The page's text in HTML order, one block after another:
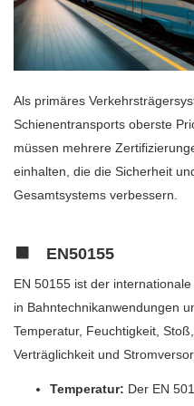
Als primäres
Schienentransports oberste
müssen mehrere
einhalten, die die Sicherheit
Gesamtsystems verbessern.
EN50155
EN 50155 ist der
in Bahntechnikanwendungen
Temperatur, Feuchtigkeit,
Verträglichkeit und
Temperatur: Der EN